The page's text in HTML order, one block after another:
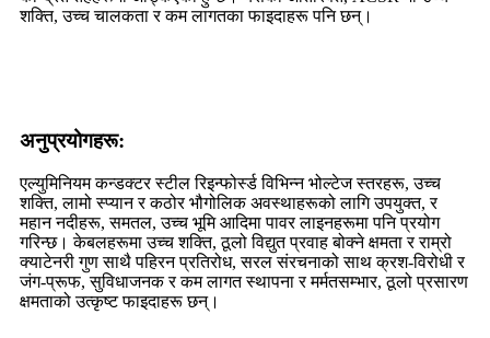
शक्ति, उच्च चालकता र कम लागतका फाइदाहरू पनि छन्।
अनुप्रयोगहरू:
एल्युमिनियम कन्डक्टर स्टील रिइन्फोर्स्ड विभिन्न भोल्टेज स्तरहरू, उच्च
शक्ति, लामो स्प्यान र कठोर भौगोलिक अवस्थाहरूको लागि उपयुक्त, र
महान नदीहरू, समतल, उच्च भूमि आदिमा पावर लाइनहरूमा पनि प्रयोग
गरिन्छ। केबलहरूमा उच्च शक्ति, ठूलो विद्युत प्रवाह बोक्ने क्षमता र राम्रो
क्याटेनरी गुण साथै पहिरन प्रतिरोध, सरल संरचनाको साथ क्रश-विरोधी र
जंग-प्रूफ, सुविधाजनक र कम लागत स्थापना र मर्मतसम्भार, ठूलो प्रसारण
क्षमताको उत्कृष्ट फाइदाहरू छन्।